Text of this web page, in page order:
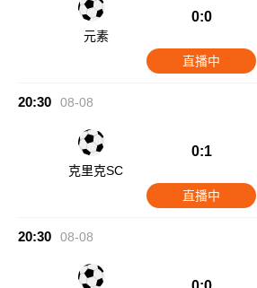
元素
0:0
直播中
20:30 08-08
克里克SC
0:1
直播中
20:30 08-08